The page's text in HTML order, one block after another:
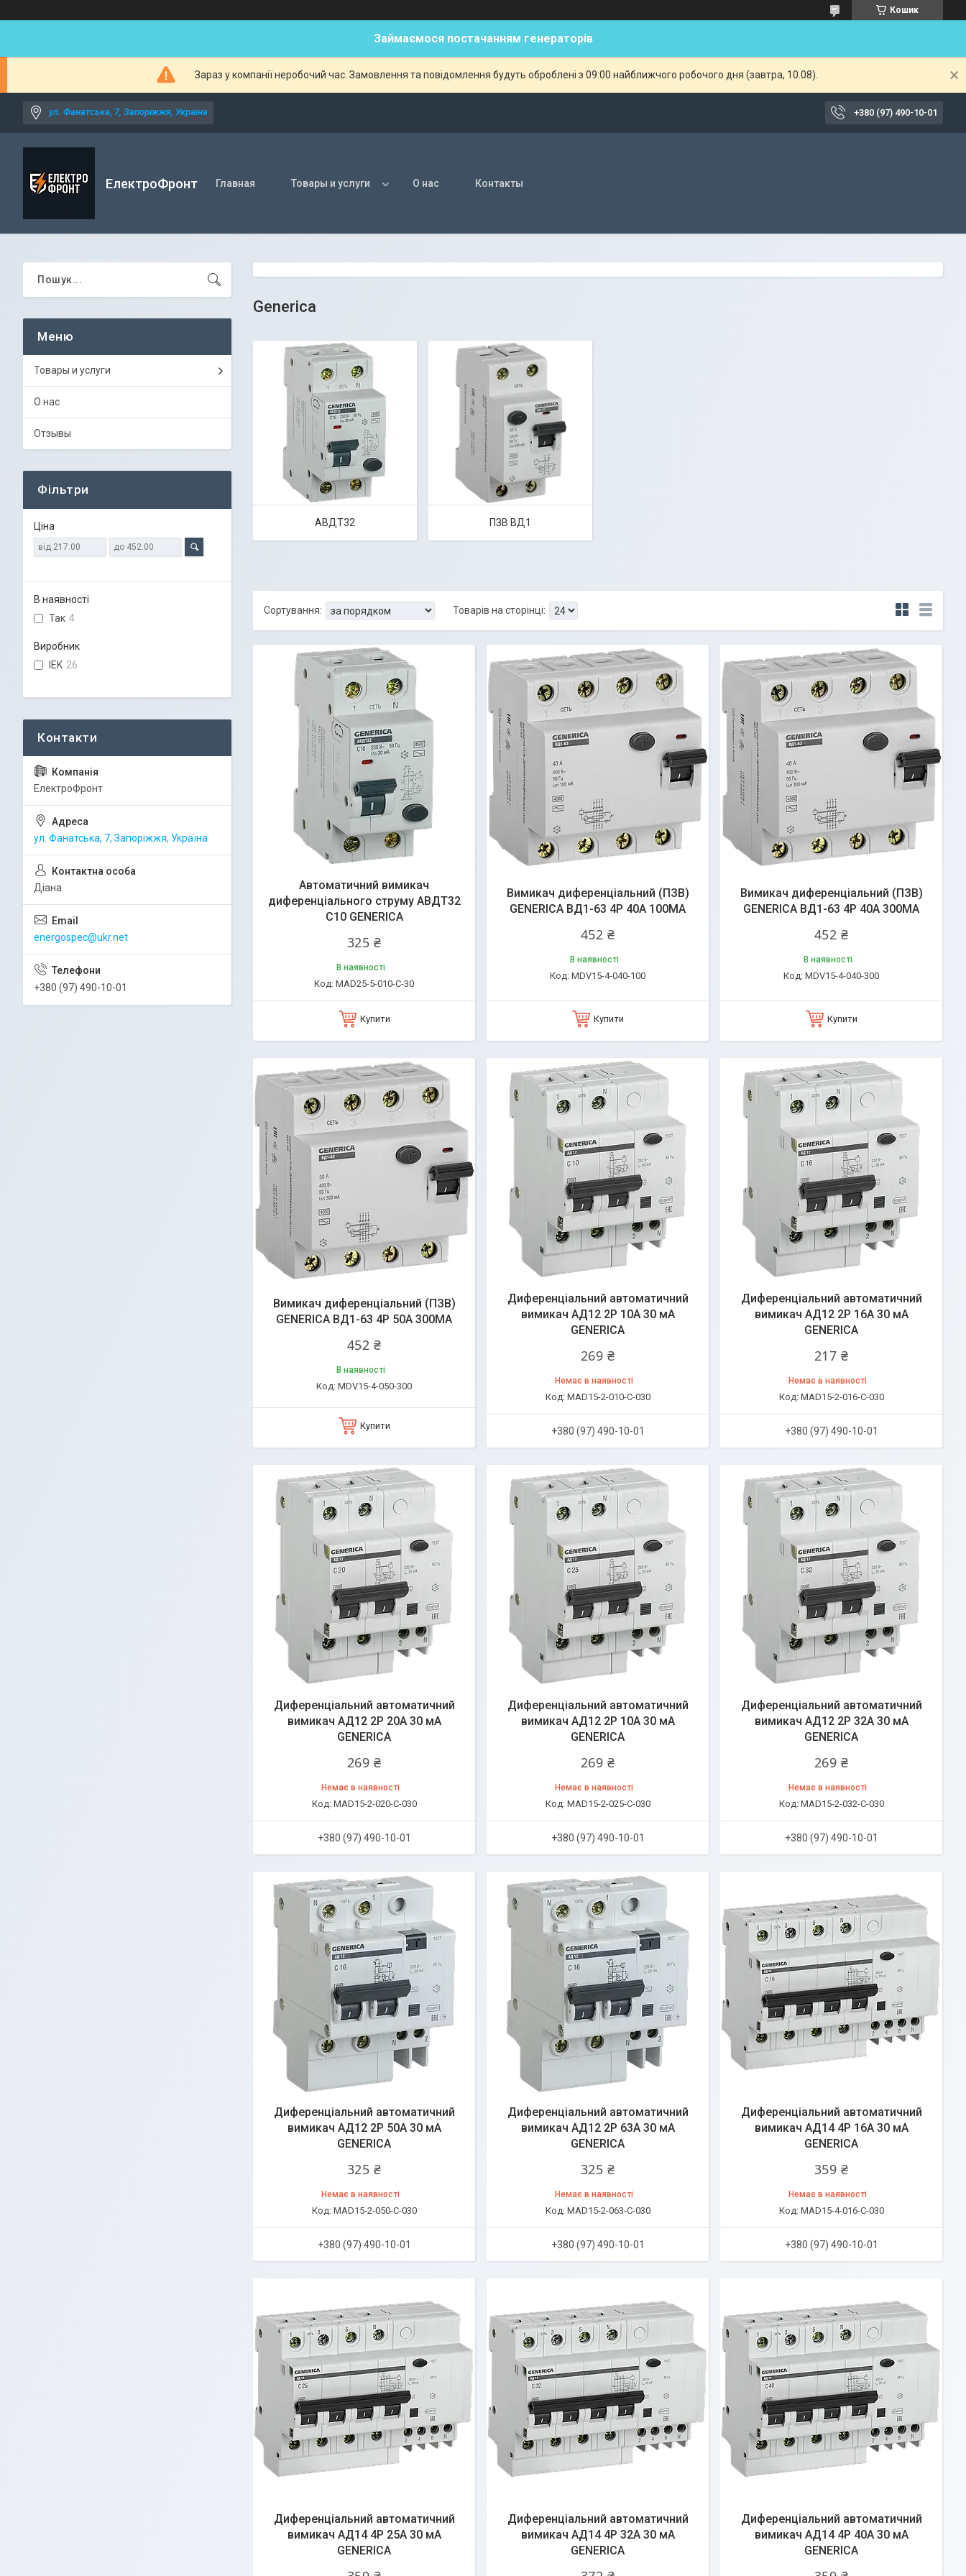
Кошик
Займаємося постачанням генераторів
Зараз у компанії неробочий час. Замовлення та повідомлення будуть оброблені з 09:00 найближчого робочого дня (завтра, 10.08).
ул. Фанатська, 7, Запоріжжя, Україна +380 (97) 490-10-01
ЕлектроФронт Главная Товары и услуги О нас Контакты
Generica
АВДТ32 ПЗВ ВД1
Автоматичний вимикач
диференціального струму АВДТ32
C10 GENERICA
325 ₴
В наявності
MAD25-5-010-C-30
Купити
Вимикач диференціальний (ПЗВ)
GENERICA ВД1-63 4Р 40А 100МА
452 ₴
В наявності
MDV15-4-040-100
Купити
Вимикач диференціальний (ПЗВ)
GENERICA ВД1-63 4Р 40А 300МА
452 ₴
В наявності
MDV15-4-040-300
Купити
Вимикач диференціальний (ПЗВ)
GENERICA ВД1-63 4Р 50А 300МА
452 ₴
В наявності
MDV15-4-050-300
Купити
Диференціальний автоматичний
вимикач АД12 2Р 10А 30 мА
GENERICA
269 ₴
Немає в наявності
MAD15-2-010-C-030
+380 (97) 490-10-01
Диференціальний автоматичний
вимикач АД12 2Р 16А 30 мА
GENERICA
217 ₴
Немає в наявності
MAD15-2-016-C-030
+380 (97) 490-10-01
Диференціальний автоматичний
вимикач АД12 2Р 20А 30 мА
GENERICA
269 ₴
Немає в наявності
MAD15-2-020-C-030
+380 (97) 490-10-01
Диференціальний автоматичний
вимикач АД12 2Р 10А 30 мА
GENERICA
269 ₴
Немає в наявності
MAD15-2-025-C-030
+380 (97) 490-10-01
Диференціальний автоматичний
вимикач АД12 2Р 32А 30 мА
GENERICA
269 ₴
Немає в наявності
MAD15-2-032-C-030
+380 (97) 490-10-01
Диференціальний автоматичний
вимикач АД12 2Р 50А 30 мА
GENERICA
325 ₴
Немає в наявності
MAD15-2-050-C-030
+380 (97) 490-10-01
Диференціальний автоматичний
вимикач АД12 2Р 63А 30 мА
GENERICA
325 ₴
Немає в наявності
MAD15-2-063-C-030
+380 (97) 490-10-01
Диференціальний автоматичний
вимикач АД14 4Р 16А 30 мА
GENERICA
359 ₴
Немає в наявності
MAD15-4-016-C-030
+380 (97) 490-10-01
Диференціальний автоматичний
вимикач АД14 4Р 25А 30 мА
GENERICA
Диференціальний автоматичний
вимикач АД14 4Р 32А 30 мА
GENERICA
Диференціальний автоматичний
вимикач АД14 4Р 40А 30 мА
GENERICA
Товары и услуги
О нас
Отзывы
Фільтри
Ціна
В наявності
Так 4
Виробник
IEK 26
ЕлектроФронт
ул. Фанатська, 7, Запоріжжя, Україна
Діана
energospec@ukr.net
+380 (97) 490-10-01